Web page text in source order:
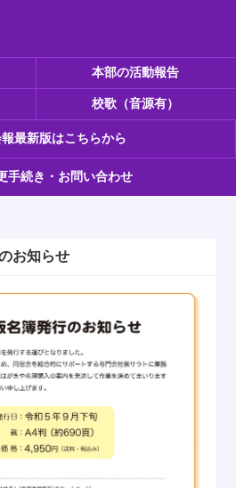
本部の活動報告
校歌（音源有）
報最新版はこちらから
手続き・お問い合わせ
お知らせ